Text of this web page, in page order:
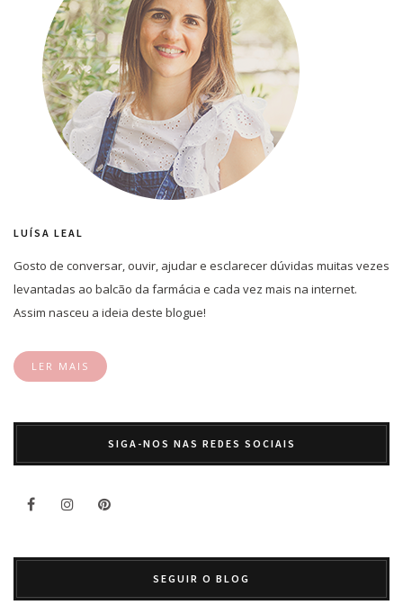
LUÍSA LEAL
Gosto de conversar, ouvir, ajudar e esclarecer dúvidas muitas vezes
levantadas ao balcão da farmácia e cada vez mais na internet.
Assim nasceu a ideia deste blogue!
LER MAIS
SIGA-NOS NAS REDES SOCIAIS
SEGUIR O BLOG